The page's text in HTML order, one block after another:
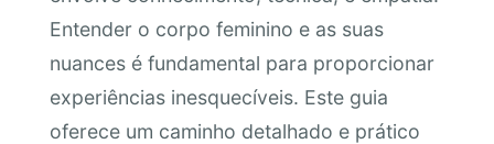
Entender o corpo feminino e as suas
nuances é fundamental para proporcionar
experiências inesquecíveis. Este guia
oferece um caminho detalhado e prático